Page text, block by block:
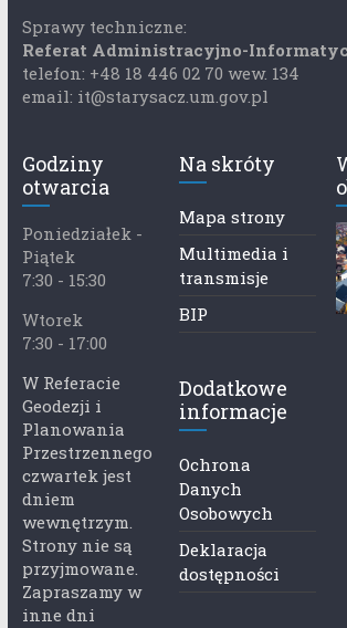
Sprawy techniczne:
Referat Administracyjno-
telefon: +48 18 446 02 70 wew. 134
email: it@starysacz.um.gov.pl
Godziny
otwarcia
Poniedziałek -
Piątek
7:30 - 15:30
Wtorek
7:30 - 17:00
W Referacie
Geodezji i
Planowania
Przestrzennego
czwartek jest
dniem
wewnętrzym.
Strony nie są
przyjmowane.
Zapraszamy w
inne dni
Na skróty
Mapa strony
Multimedia i
transmisje
BIP
Dodatkowe
informacje
Ochrona
Danych
Osobowych
Deklaracja
dostępności